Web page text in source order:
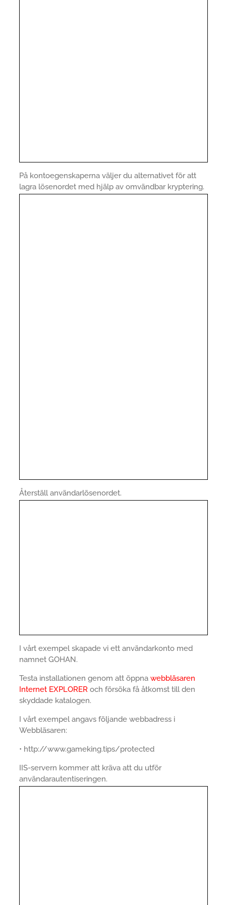
På kontoegenskaperna väljer du alternativet för att
lagra lösenordet med hjälp av omvändbar kryptering.
Återställ användarlösenordet.
I vårt exempel skapade vi ett användarkonto med
namnet GOHAN.
Testa installationen genom att öppna webbläsaren
Internet EXPLORER och försöka få åtkomst till den
skyddade katalogen.
I vårt exempel angavs följande webbadress i
Webbläsaren:
• http://www.gameking.tips/protected
IIS-servern kommer att kräva att du utför
användarautentiseringen.